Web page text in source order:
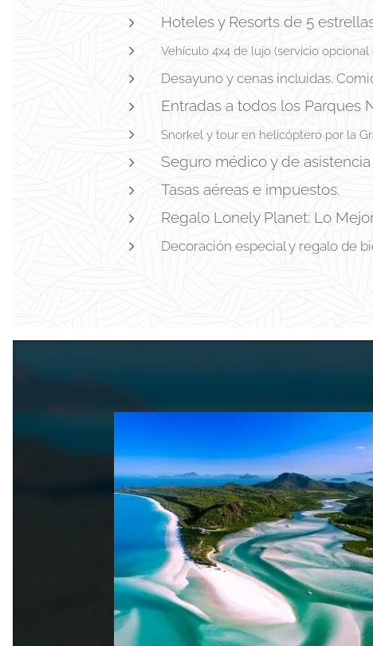
Hoteles y Resorts de 5
Vehículo 4x4 de lujo (servicio
Desayuno y cenas incluidas.
Entradas a todos los Parques
Snorkel y tour en helicóptero por la
Seguro médico y de
Tasas aéreas e impuestos.
Regalo Lonely Planet: Lo
Decoración especial y regalo de